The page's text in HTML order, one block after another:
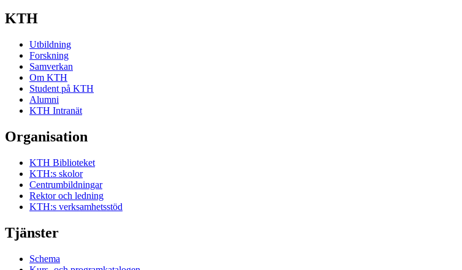
KTH
Utbildning
Forskning
Samverkan
Om KTH
Student på KTH
Alumni
KTH Intranät
Organisation
KTH Biblioteket
KTH:s skolor
Centrumbildningar
Rektor och ledning
KTH:s verksamhetsstöd
Tjänster
Schema